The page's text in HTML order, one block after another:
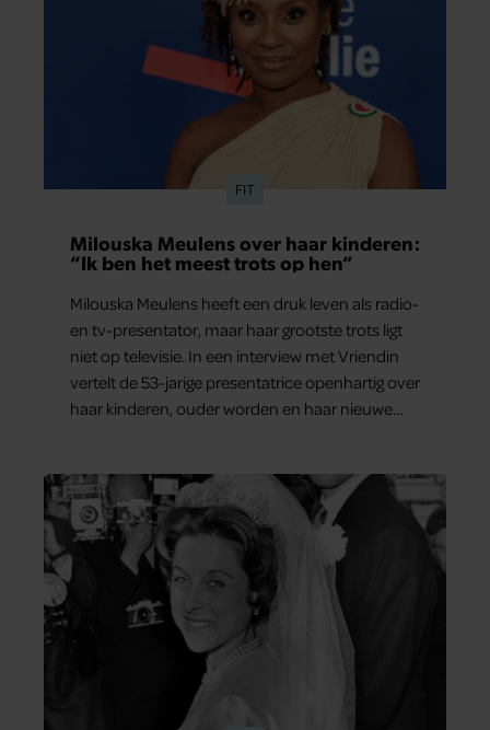
FIT
Milouska Meulens over haar kinderen:
“Ik ben het meest trots op hen”
Milouska Meulens heeft een druk leven als radio-
en tv-presentator, maar haar grootste trots ligt
niet op televisie. In een interview met Vriendin
vertelt de 53-jarige presentatrice openhartig over
haar kinderen, ouder worden en haar nieuwe
dag het meest bezighouden.